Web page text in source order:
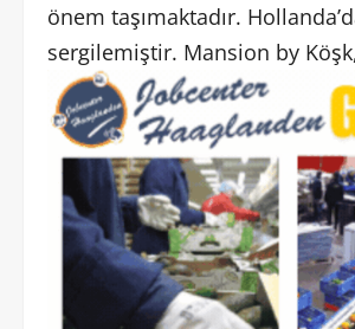
önem taşımaktadır.
sergilemiştir. Mansion by